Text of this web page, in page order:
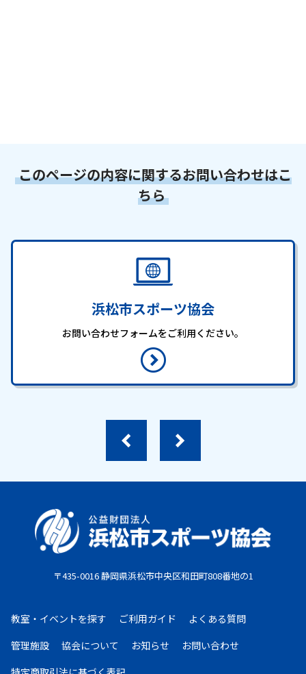
このページの内容に関するお問い合わせはこ
ちら
浜松市スポーツ協会
お問い合わせフォームをご利用ください。
〒435-0016 静岡県浜松市中央区和田町808番地の1
教室・イベントを探す ご利用ガイド
よくある質問
管理施設
協会について お知らせ
お問い合わせ